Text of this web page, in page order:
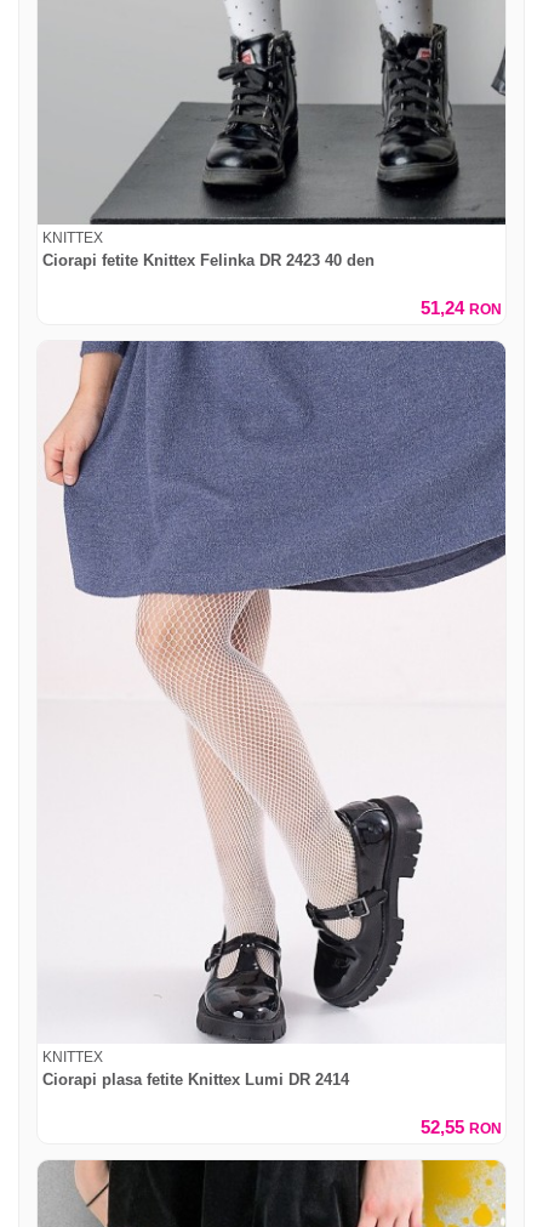
KNITTEX
Ciorapi fetite Knittex Felinka DR 2423 40 den
51,24 RON
KNITTEX
Ciorapi plasa fetite Knittex Lumi DR 2414
52,55 RON